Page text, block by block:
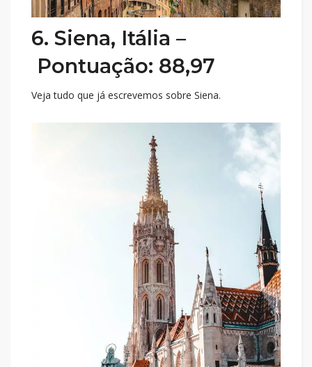
6. Siena, Itália –
Pontuação: 88,97
Veja tudo que já escrevemos sobre Siena.